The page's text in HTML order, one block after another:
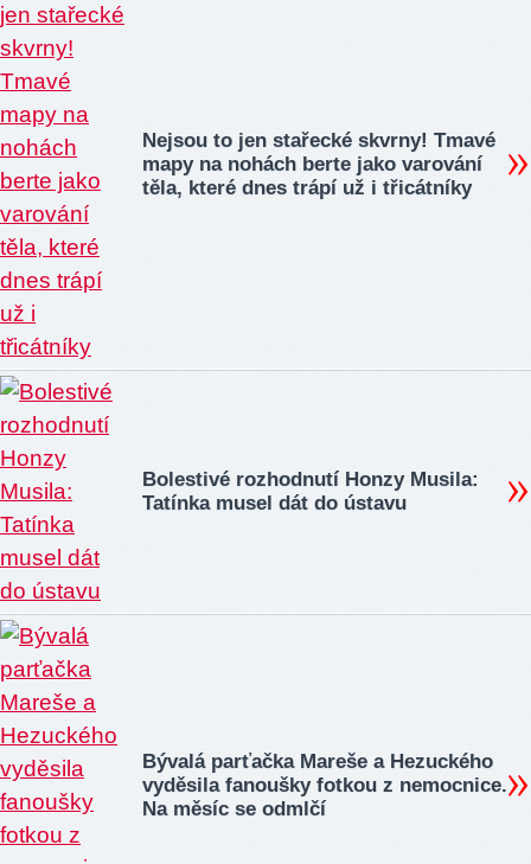
Nejsou to jen stařecké skvrny! Tmavé
mapy na nohách berte jako varování
těla, které dnes trápí už i třicátníky
Bolestivé rozhodnutí Honzy Musila:
Tatínka musel dát do ústavu
Bývalá parťačka Mareše a Hezuckého
vyděsila fanoušky fotkou z nemocnice.
Na měsíc se odmlčí